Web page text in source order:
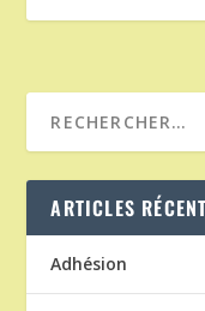
ARTICLES
Adhésion